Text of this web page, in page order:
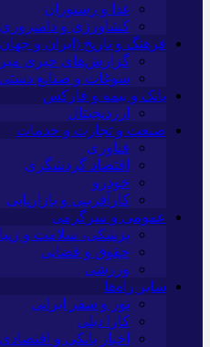
غذا و رستوران
کشاورزی و دامپروری
فرهنگ و تاریخ (ایران و
گزارش‌های خبری
سوغات و صنایع دستی
بانک و بیمه و فارکس
ارزدیجیتال
صنعت و تجارت و خدمات
فناوری
اقتصاد گردشگری
خودرو
کارآفرینی و بازاریابی
عمومی و سرگرمی
پزشکی، سلامت و
حقوق و قضایی
ورزشی
سایر راه‌ها
تور و سفر ایرانی
کارا دیلی
اخبار بانکی و اقتصادی